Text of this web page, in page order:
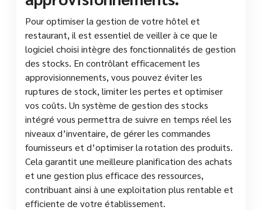
Pour optimiser la gestion de votre hôtel et
restaurant, il est essentiel de veiller à ce que le
logiciel choisi intègre des fonctionnalités de gestion
des stocks. En contrôlant efficacement les
approvisionnements, vous pouvez éviter les
ruptures de stock, limiter les pertes et optimiser
vos coûts. Un système de gestion des stocks
intégré vous permettra de suivre en temps réel les
niveaux d’inventaire, de gérer les commandes
fournisseurs et d’optimiser la rotation des produits.
Cela garantit une meilleure planification des achats
et une gestion plus efficace des ressources,
contribuant ainsi à une exploitation plus rentable et
efficiente de votre établissement.